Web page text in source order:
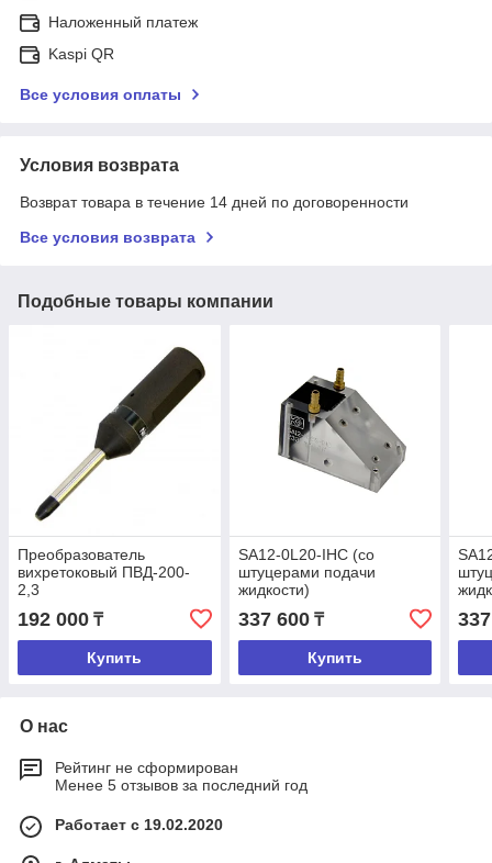
Наложенный платеж
Kaspi QR
Все условия оплаты
Условия возврата
Возврат товара в течение 14 дней по договоренности
Все условия возврата
Подобные товары компании
Преобразователь
вихретоковый ПВД-200-
2,3
192 000 ₸
Купить
SA12-0L20-IHC (со
штуцерами подачи
жидкости)
337 600₸
Купить
О нас
Рейтинг не сформирован
Менее 5 отзывов за последний год
Работает с 19.02.2020